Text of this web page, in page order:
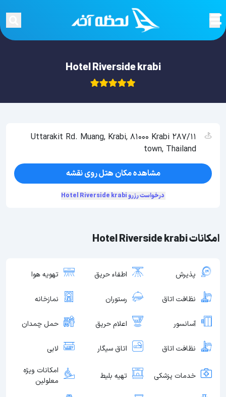
Hotel Riverside krabi
امکانات Hotel Riverside krabi
پذیرش اطفاء حریق تهویه هوا
نظافت اتاق رستوران نمازخانه
آسانسور اعلام حریق حمل چمدان
نظافت اتاق اتاق سیگار لابی
خدمات پزشکی تهیه بلیط
امکانات ویژه
معلولین
287/11 Uttarakit Rd. Muang, Krabi, 81000 Krabi
town, Thailand
مشاهده مکان هتل روی نقشه
درخواست رزرو Hotel Riverside krabi